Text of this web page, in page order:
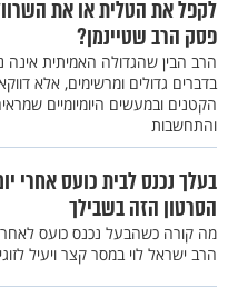
לקפל את הטלית או את
פסק הרב שטיינמן?
הרב הבין שהגדולה האמיתית
בדברים גדולים ומרשימים, אלא
הקטנים ובמעשים היומיומיים
והתחשבות
בעלך נכנס לבית כועס אחרי
הסרטון הזה בשבילך
מה קורה כשהבעל נכנס כועס לאחר
הרב ישראל לוי במסר קצר ויעיל